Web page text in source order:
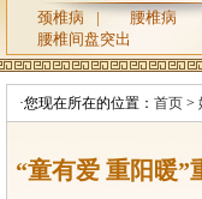
颈椎病 |
腰椎病
腰椎间盘突出
·您现在所在的位置： 首页 >
“童有爱 重阳暖